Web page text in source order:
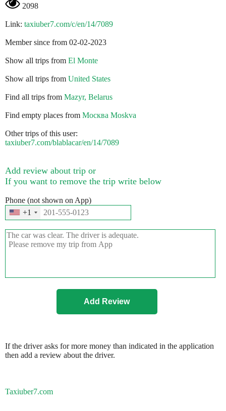
2098
Link: taxiuber7.com/c/en/14/7089
Member since from 02-02-2023
Show all trips from El Monte
Show all trips from United States
Find all trips from Mazyr, Belarus
Find empty places from Москва Moskva
Other trips of this user:
taxiuber7.com/blablacar/en/14/7089
Add review about trip or
If you want to remove the trip write below
Phone (not shown on App)
+1
If the driver asks for more money than indicated in the application
then add a review about the driver.
Taxiuber7.com